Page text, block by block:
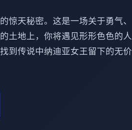
惊天秘密。这是一场关于勇气、
土地上，你将遇见形形色色的人
到传说中纳迪亚女王留下的无价